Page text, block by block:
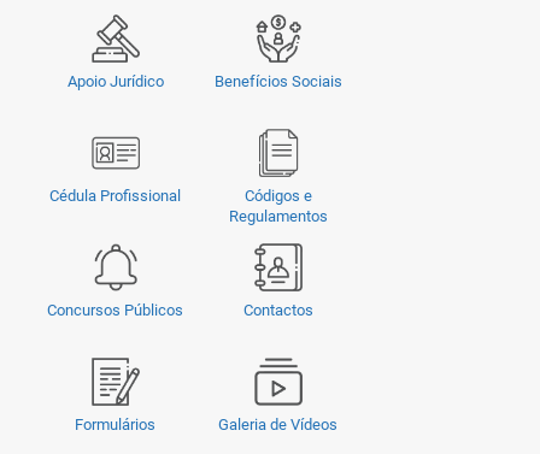
Apoio Jurídico Benefícios Sociais
Cédula Profissional
Códigos e
Regulamentos
Concursos Públicos Contactos
Formulários Galeria de Vídeos